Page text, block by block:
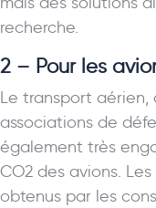
recherche.
2 – Pour les
Le transport
associations de
également très
CO2 des avions.
obtenus par les